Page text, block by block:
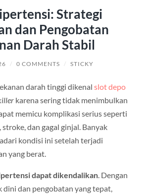
Strategi
dan Pengobatan
Darah Stabil
/ 0 COMMENTS / STICKY
darah tinggi dikenal slot depo
karena sering tidak menimbulkan
memicu komplikasi serius seperti
dan gagal ginjal. Banyak
kondisi ini setelah terjadi
yang berat.
dapat dikendalikan. Dengan
dini dan pengobatan yang tepat,